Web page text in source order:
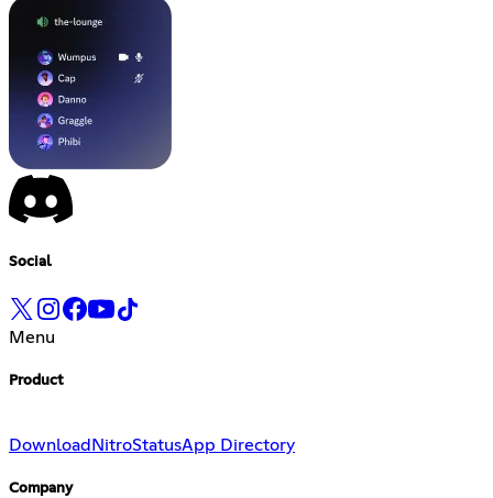
Social
Menu
Product
Download NitroStatusApp Directory
Company